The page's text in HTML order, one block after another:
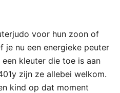
voor hun zoon of
nu een energieke peuter
kleuter die toe is aan
zijn ze allebei welkom.
kind op dat moment